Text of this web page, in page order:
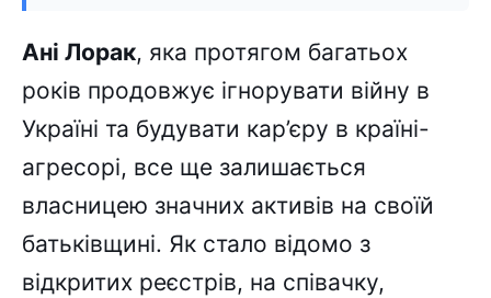
Ані Лорак, яка протягом багатьох
років продовжує ігнорувати війну в
Україні та будувати кар’єру в країні-
агресорі, все ще залишається
власницею значних активів на своїй
батьківщині. Як стало відомо з
відкритих реєстрів, на співачку,